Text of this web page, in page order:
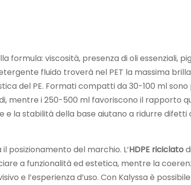
formula: viscosità, presenza di oli essenziali,
fluido troverà nel PET la massima
del PE. Formati compatti da 30-100 ml
mentre i 250-500 ml favoriscono il rapporto
e la stabilità della base aiutano a ridurre difetti
posizionamento del marchio. L’HDPE riciclato
a funzionalità ed estetica, mentre la
e l’esperienza d’uso. Con Kalyssa è possibile